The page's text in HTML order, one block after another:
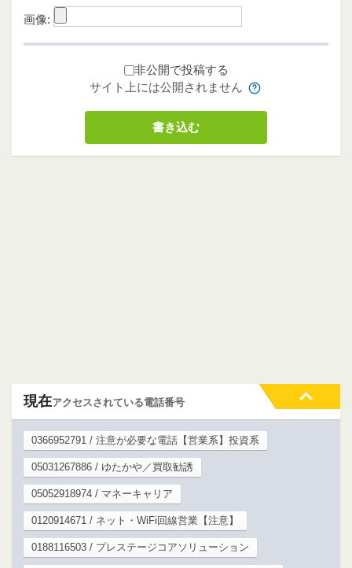
画像:
非公開で投稿する
サイト上には公開されません
現在アクセスされている電話番号
0366952791 / 注意が必要な電話【営業系】投資系
05031267886 / ゆたかや／買取勧誘
05052918974 / マネーキャリア
0120914671 / ネット・WiFi回線営業【注意】
0188116503 / プレステージコアソリューション